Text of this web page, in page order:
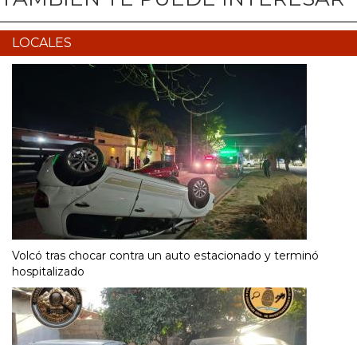
LOCALES
Volcó tras chocar contra un auto estacionado y terminó
hospitalizado